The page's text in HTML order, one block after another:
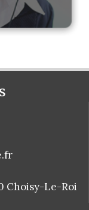
Choisy-Le-Roi